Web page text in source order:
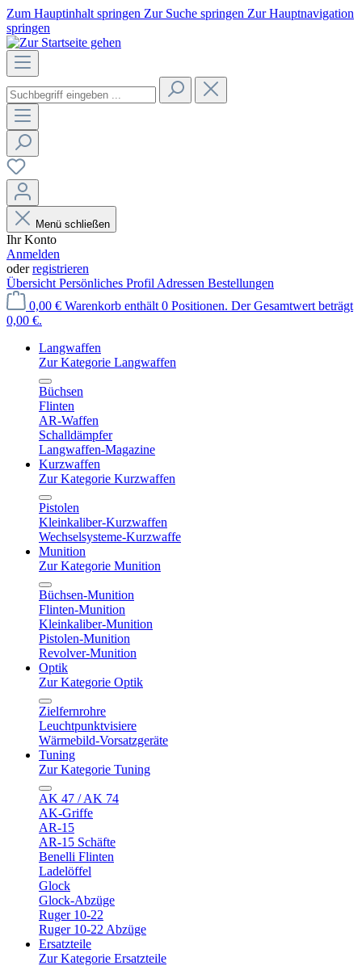
Zum Hauptinhalt springen Zur Suche springen Zur Hauptnavigation
springen
Menü schließen
Ihr Konto
Anmelden
oderregistrieren
Übersicht Persönliches Profil Adressen Bestellungen
0,00 € Warenkorb enthält 0 Positionen. Der Gesamtwert beträgt
0,00 €.
Langwaffen
Zur Kategorie Langwaffen
Büchsen
Flinten
AR-Waffen
Schalldämpfer
Langwaffen-Magazine
Kurzwaffen
Zur Kategorie Kurzwaffen
Pistolen
Kleinkaliber-Kurzwaffen
Wechselsysteme-Kurzwaffe
Munition
Zur Kategorie Munition
Büchsen-Munition
Flinten-Munition
Kleinkaliber-Munition
Pistolen-Munition
Revolver-Munition
Optik
Zur Kategorie Optik
Zielfernrohre
Leuchtpunktvisiere
Wärmebild-Vorsatzgeräte
Tuning
Zur Kategorie Tuning
AK 47 / AK 74
AK-Griffe
AR-15
AR-15 Schäfte
Benelli Flinten
Ladelöffel
Glock
Glock-Abzüge
Ruger 10-22
Ruger 10-22 Abzüge
Ersatzteile
Zur Kategorie Ersatzteile